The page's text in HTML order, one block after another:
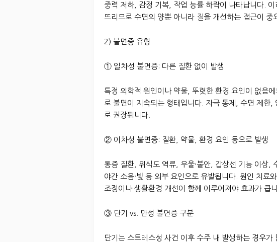
중력 저하, 감정 기복, 작업 능률 하락이 나타납니다.
뜨리므로 수면의 양뿐 아니라 질을 개선하는 접근이 중
2) 불면증 유형
① 일차성 불면증: 다른 질환 없이 발생
특정 의학적 원인이나 약물, 뚜렷한 환경 요인이 없음
로 불면이 지속되는 형태입니다. 자극 통제, 수면 제한
로 권장됩니다.
② 이차성 불면증: 질환, 약물, 환경 요인 등으로 발생
통증 질환, 위식도 역류, 우울·불안, 갑상선 기능 이상,
야간 소음·빛 등 외부 요인으로 유발됩니다. 원인 치료
조정이나 생활환경 개선이 함께 이루어져야 효과가 큽
③ 단기 vs. 만성 불면증 구분
단기는 스트레스성 사건 이후 수주 내 발생하는 경우